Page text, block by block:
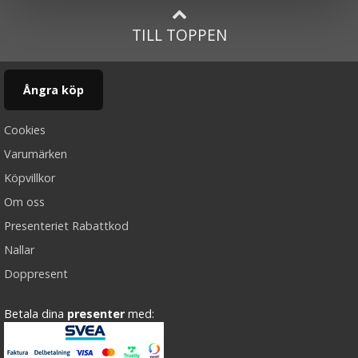
TILL TOPPEN
Ångra köp
Cookies
Varumärken
Köpvillkor
Om oss
Presenteriet Rabattkod
Nallar
Doppresent
Betala dina presenter med: